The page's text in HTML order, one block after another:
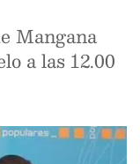
Mangana
a las 12.00